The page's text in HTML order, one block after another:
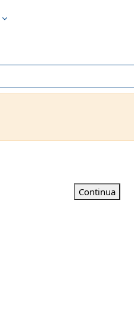
Continua